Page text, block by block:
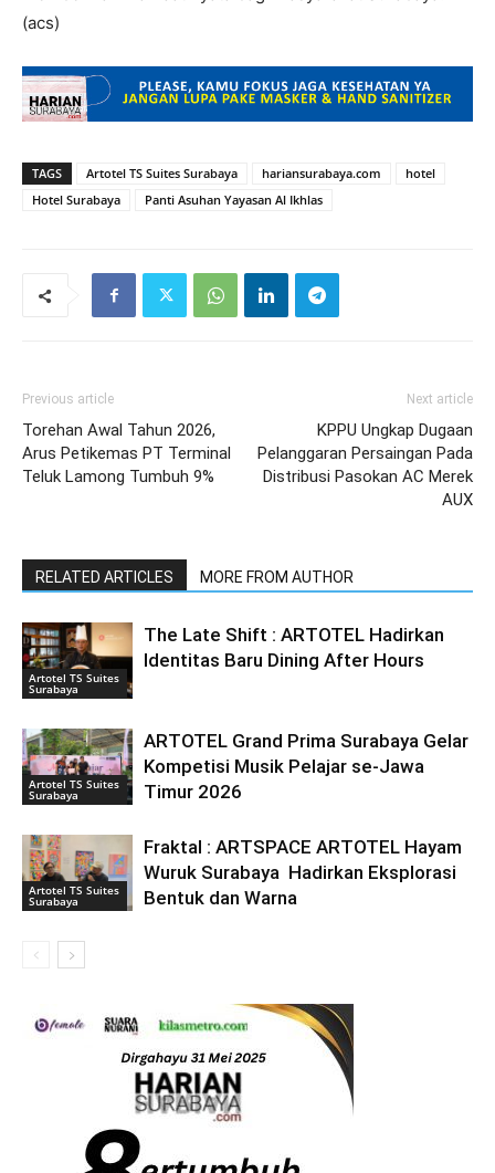
(acs)
TAGS Artotel TS Suites Surabaya hariansurabaya.com
hotel
Hotel Surabaya
Panti Asuhan Yayasan Al Ikhlas
Previous article
Torehan Awal Tahun 2026,
Arus Petikemas PT Terminal
Teluk Lamong Tumbuh 9%
Next article
KPPU Ungkap Dugaan
Pelanggaran Persaingan Pada
Distribusi Pasokan AC Merek
AUX
RELATED ARTICLES MORE FROM AUTHOR
Artotel TS Suites
Surabaya
The Late Shift : ARTOTEL Hadirkan
Identitas Baru Dining After Hours
Artotel TS Suites
Surabaya
ARTOTEL Grand Prima Surabaya Gelar
Kompetisi Musik Pelajar se-Jawa
Timur 2026
Artotel TS Suites
Surabaya
Fraktal : ARTSPACE ARTOTEL Hayam
Wuruk Surabaya Hadirkan Eksplorasi
Bentuk dan Warna